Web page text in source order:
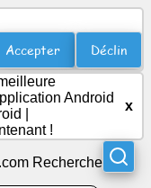
Accepter Déclin
Android
!
x
Recherche